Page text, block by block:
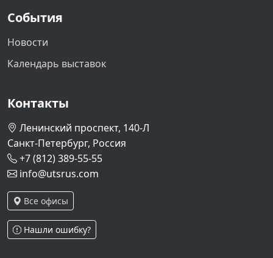
События
Новости
Календарь выставок
Контакты
Ленинский проспект, 140-Л
Санкт-Петербург, Россия
+7 (812) 389-55-55
info@utsrus.com
Все офисы
Нашли ошибку?